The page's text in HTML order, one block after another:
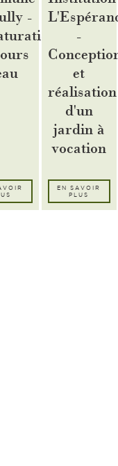
-
-
et
réalisation
d'un
jardin à
vocation
EN SAVOIR
PLUS